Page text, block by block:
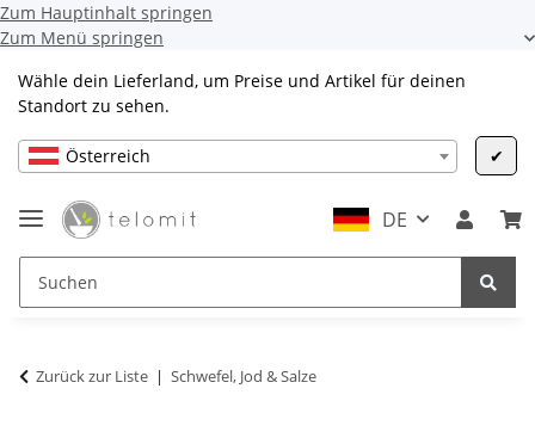
Zum Hauptinhalt springen
Zum Menü springen
Wähle dein Lieferland, um Preise und Artikel für deinen
Standort zu sehen.
Österreich ✔
DE
Zurück zur Liste Schwefel, Jod & Salze